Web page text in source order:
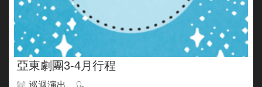
亞東劇團3-4月行程
巡迴演出